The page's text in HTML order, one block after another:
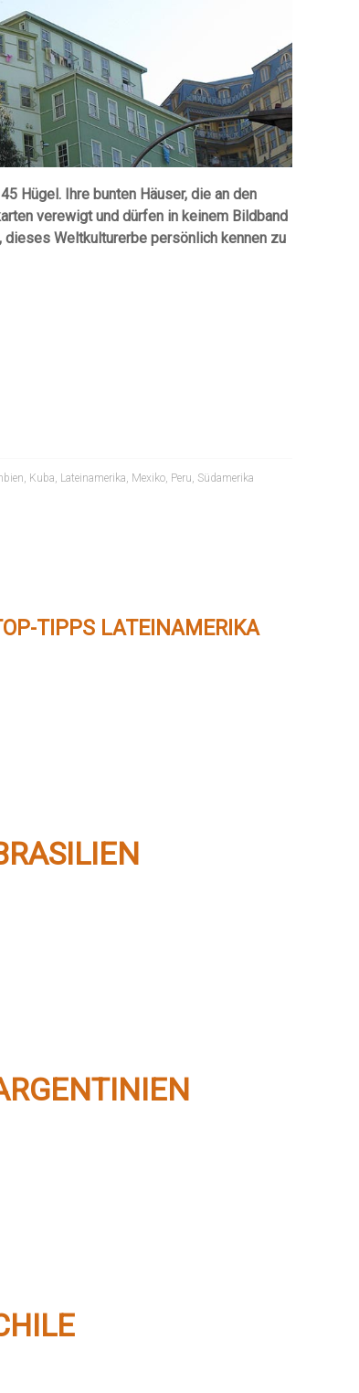
Hügel. Ihre bunten Häuser, die an den
verewigt und dürfen in keinem Bildband
Weltkulturerbe persönlich kennen zu
, Kuba, Lateinamerika, Mexiko, Peru, Südamerika
TIPPS LATEINAMERIKA